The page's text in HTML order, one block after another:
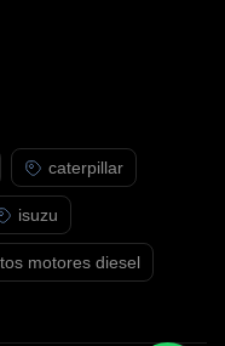
caterpillar
isuzu
motores diesel